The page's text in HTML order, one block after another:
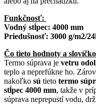
Funkčnosť:
Vodný stĺpec: 4000 mm
Priedušnosť: 3000 g/m2/
Čo tieto hodnoty a
Termo súprava je vetru
teplo a neprefúkne ho.
nakoľko sú tieto termo
stĺpec 4000 mm, takže v
súprava neprepustí vodu,